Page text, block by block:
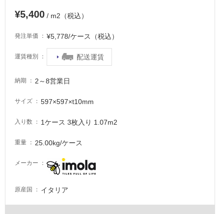
¥5,400 / m2（税込）
発注単価 ¥5,778/ケース（税込）
運賃種別 配送運賃
納期 2～8営業日
サイズ 597×597×t10mm
入り数 1ケース 3枚入り 1.07m2
重量 25.00kg/ケース
メーカー
原産国 イタリア
て
が
注
意
が
要
し
い
い